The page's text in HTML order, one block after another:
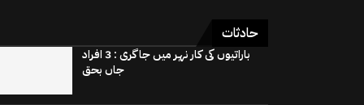
حادثات
باراتیوں کی کار نہر میں جاگری : 3 افراد
جاں بحق